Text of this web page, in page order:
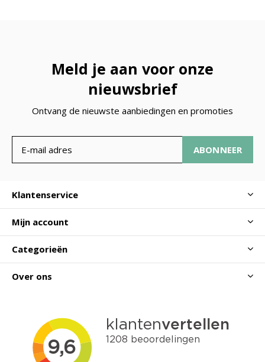
Meld je aan voor onze
nieuwsbrief
Ontvang de nieuwste aanbiedingen en promoties
ABONNEER
Klantenservice
Mijn account
Categorieën
Over ons